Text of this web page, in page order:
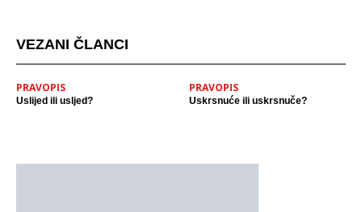
VEZANI ČLANCI
PRAVOPIS
Uslijed ili usljed?
PRAVOPIS
Uskrsnuće ili uskrsnuče?